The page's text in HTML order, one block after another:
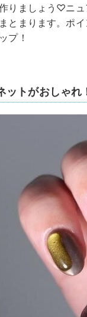
りましょう♡ニ
とまります。ポ
プ！
ットがおしゃれ